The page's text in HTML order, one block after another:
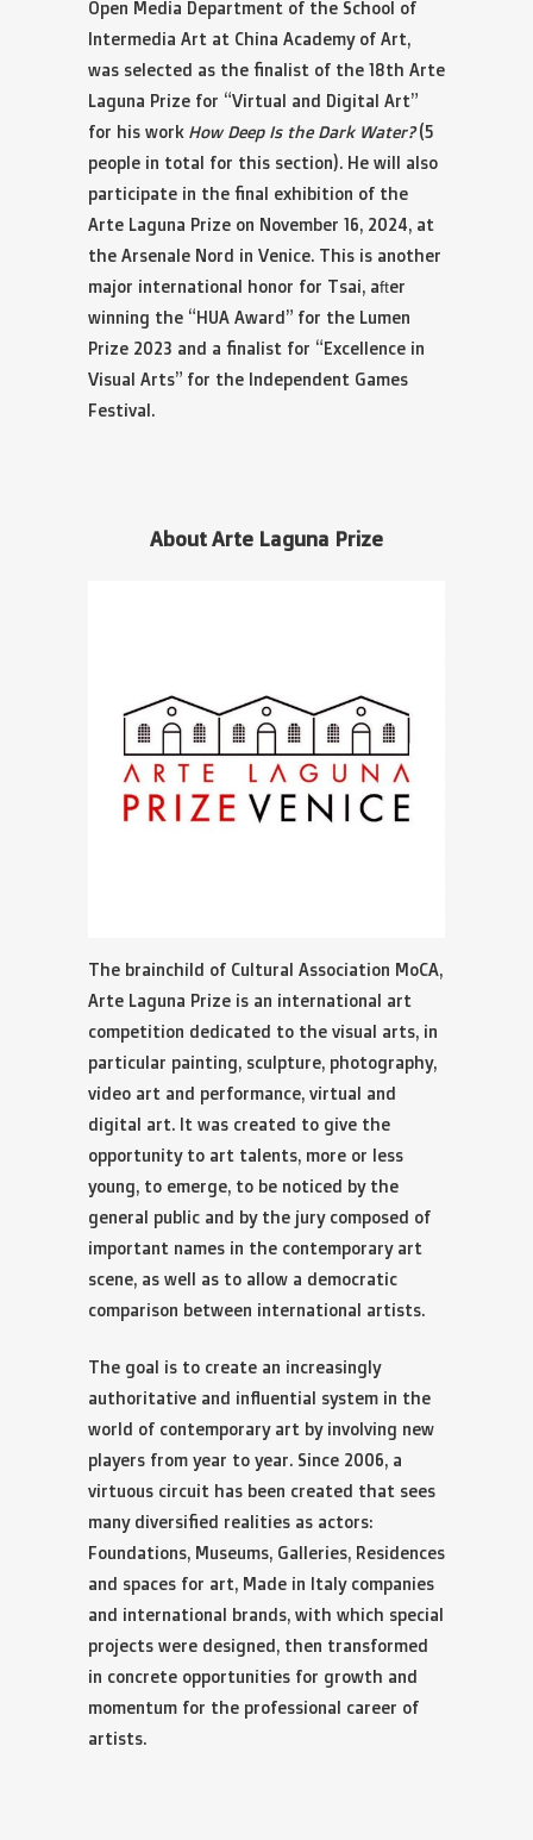
Open Media Department of the School of
Intermedia Art at China Academy of Art,
was selected as the finalist of the 18th Arte
Laguna Prize for “Virtual and Digital Art”
for his work How Deep Is the Dark Water?(5
people in total for this section). He will also
participate in the final exhibition of the
Arte Laguna Prize on November 16, 2024, at
the Arsenale Nord in Venice. This is another
major international honor for Tsai, after
winning the “HUA Award” for the Lumen
Prize 2023 and a finalist for “Excellence in
Visual Arts” for the Independent Games
Festival.
About Arte Laguna Prize
The brainchild of Cultural Association MoCA,
Arte Laguna Prize is an international art
competition dedicated to the visual arts, in
particular painting, sculpture, photography,
video art and performance, virtual and
digital art. It was created to give the
opportunity to art talents, more or less
young, to emerge, to be noticed by the
general public and by the jury composed of
important names in the contemporary art
scene, as well as to allow a democratic
comparison between international artists.
The goal is to create an increasingly
authoritative and influential system in the
world of contemporary art by involving new
players from year to year. Since 2006, a
virtuous circuit has been created that sees
many diversified realities as actors:
Foundations, Museums, Galleries, Residences
and spaces for art, Made in Italy companies
and international brands, with which special
projects were designed, then transformed
in concrete opportunities for growth and
momentum for the professional career of
artists.